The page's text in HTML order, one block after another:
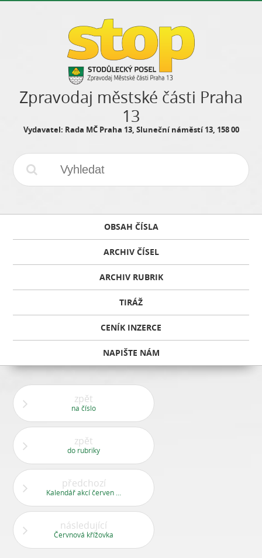
Zpravodaj městské části Praha
13
Vydavatel: Rada MČ Praha 13, Sluneční náměstí 13, 158 00
OBSAH ČÍSLA
ARCHIV ČÍSEL
ARCHIV RUBRIK
TIRÁŽ
CENÍK INZERCE
NAPIŠTE NÁM
zpět
na číslo
zpět
do rubriky
předchozí
následující
Červnová křížovka